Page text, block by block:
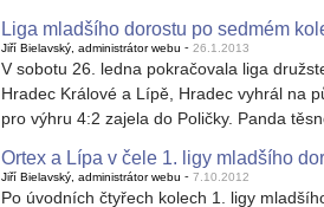
Liga mladšího dorostu po sedmém
Jiří Bielavský, administrátor webu - 26.1.2013
V sobotu 26. ledna pokračovala liga
Hradec Králové a Lípě, Hradec vyhrál na
pro výhru 4:2 zajela do Poličky. Panda
Ortex a Lípa v čele 1. ligy mladšího
Jiří Bielavský, administrátor webu - 7.10.2012
Po úvodních čtyřech kolech 1. ligy